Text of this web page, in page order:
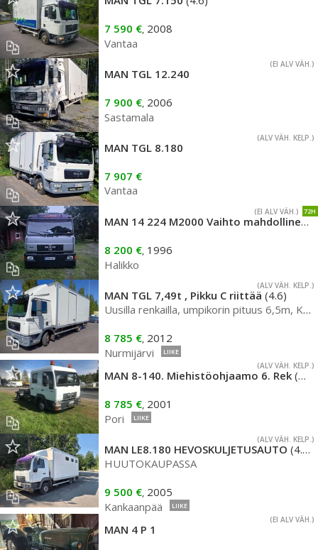
7 590 €, 2008
Vantaa
(EI ALV VÄH.)
MAN TGL 12.240
7 900 €, 2006
Sastamala
(ALV VÄH. KELP.)
MAN TGL 8.180
7 907 €
Vantaa
72H
(EI ALV VÄH.)
MAN 14 224 M2000 Vaihto mahdollinen
8 200 €, 1996
Halikko
(ALV VÄH. KELP.)
MAN TGL 7,49t , Pikku C riittää (4.6)
Uusilla renkailla, umpikorin pituus 6,5m, Kats. voimassa 26.4-2027 saakka
8 785 €, 2012
Nurmijärvi
LIIKE
(ALV VÄH. KELP.)
MAN 8-140. Miehistöohjaamo 6. Rek (4.6)
8 785 €, 2001
Pori
LIIKE
(ALV VÄH. KELP.)
MAN LE8.180 HEVOSKULJETUSAUTO (4.6)
HUUTOKAUPASSA
9 500 €, 2005
Kankaanpää
LIIKE
(EI ALV VÄH.)
MAN 4 P 1